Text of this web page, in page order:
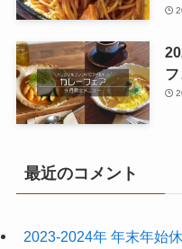
最近のコメント
2023-2024年 年末年始